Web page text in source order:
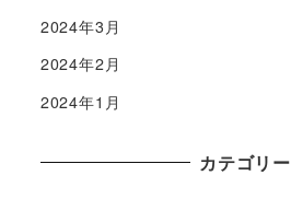
2024年3月
2024年2月
2024年1月
カテゴリー